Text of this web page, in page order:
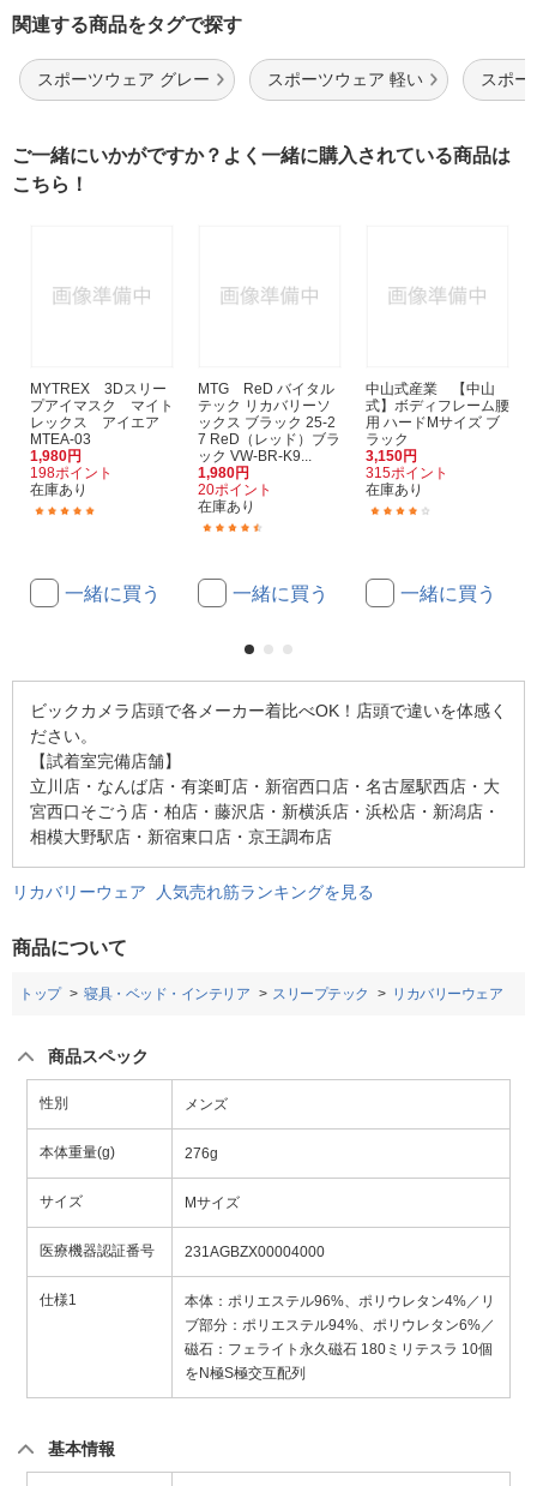
関連する商品をタグで探す
スポーツウェア グレー スポーツウェア 軽い スポー
ご一緒にいかがですか？よく一緒に購入されている商品は
こちら！
MYTREX 3Dスリー
プアイマスク マイト
レックス アイエア
MTEA-03
1,980円
198ポイント
在庫あり
一緒に買う
MTG ReD バイタル
テック リカバリーソ
ックス ブラック 25-2
7 ReD（レッド）ブラ
ック VW-BR-K9...
1,980円
20ポイント
在庫あり
一緒に買う
中山式産業 【中山
式】ボディフレーム腰
用 ハードMサイズ ブ
ラック
3,150円
315ポイント
在庫あり
一緒に買う
ビックカメラ店頭で各メーカー着比べOK！店頭で違いを体感く
ださい。
【試着室完備店舗】
立川店・なんば店・有楽町店・新宿西口店・名古屋駅西店・大
宮西口そごう店・柏店・藤沢店・新横浜店・浜松店・新潟店・
相模大野駅店・新宿東口店・京王調布店
リカバリーウェア 人気売れ筋ランキングを見る
商品について
トップ 寝具・ベッド・インテリア スリープテック リカバリーウェア
商品スペック
性別 メンズ
本体重量(g) 276g
サイズ Mサイズ
医療機器認証番号 231AGBZX00004000
仕様1
本体：ポリエステル96%、ポリウレタン4%／リ
ブ部分：ポリエステル94%、ポリウレタン6%／
磁石：フェライト永久磁石 180ミリテスラ 10個
をN極S極交互配列
基本情報